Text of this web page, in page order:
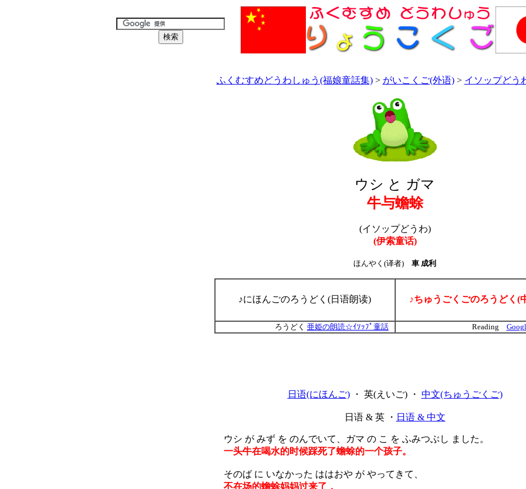
ふくむすめどうわしゅう(福娘童話集)> がいこくご(外语)> イソップどう
ウシ と ガマ
牛与蟾蜍
(イソップどうわ)
(伊索童话)
ほんやく(译者) 車 成利
♪にほんごのろうどく(日语朗读) ♪ちゅうごくごのろうどく(
ろうどく 亜姫の朗読☆ｲｿｯﾌﾟ童話 Reading
日语(にほんご)・ 英(えいご) ・ 中文(ちゅうごくご)
日语 & 英 ・ 日语 & 中文
ウシ が みず を のんでいて、ガマ の こ を ふみつぶし ました。
一头牛在喝水的时候踩死了蟾蜍的一个孩子。
そのば に いなかった ははおや が やってきて、
不在场的蟾蜍妈妈过来了，